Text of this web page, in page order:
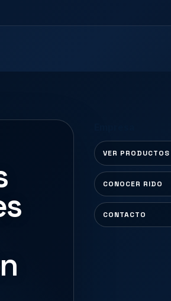
VER PRODUCTOS
CONOCER RIDO
CONTACTO